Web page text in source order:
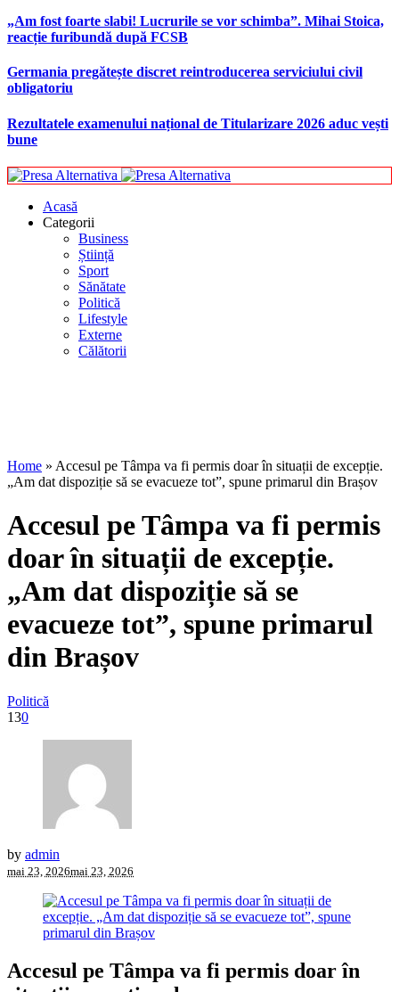
„Am fost foarte slabi! Lucrurile se vor schimba”. Mihai Stoica,
reacție furibundă după FCSB
Germania pregătește discret reintroducerea serviciului civil
obligatoriu
Rezultatele examenului național de Titularizare 2026 aduc vești
bune
Acasă
Categorii
Business
Știință
Sport
Sănătate
Politică
Lifestyle
Externe
Călătorii
Home » Accesul pe Tâmpa va fi permis doar în situații de excepție.
„Am dat dispoziție să se evacueze tot”, spune primarul din Brașov
Accesul pe Tâmpa va fi permis
doar în situații de excepție.
„Am dat dispoziție să se
evacueze tot”, spune primarul
din Brașov
Politică
130
by admin
mai 23, 2026mai 23, 2026
Accesul pe Tâmpa va fi permis doar în